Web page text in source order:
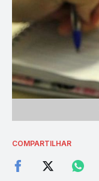
COMPARTILHAR